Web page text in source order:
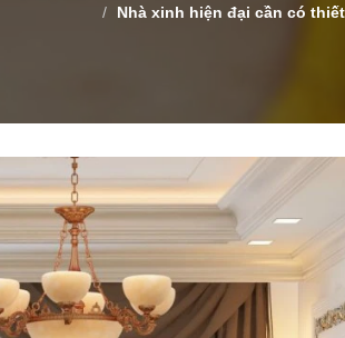
Nhà xinh hiện đại cần có